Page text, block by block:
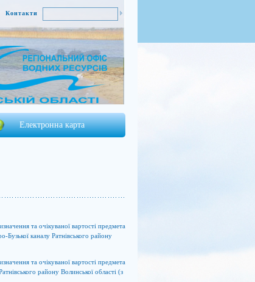
Контакти
Електронна карта
та очікуваної вартості предмета
Бузької каналу Ратнівського району
та очікуваної вартості предмета
району Волинської області (з